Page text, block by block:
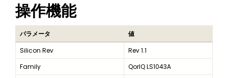
操作機能
パラメータ
値
Silicon Rev
Rev 1.1
Family
QorIQ LS1043A